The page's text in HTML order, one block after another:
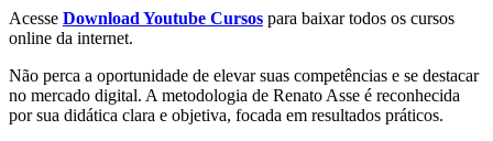
Acesse Download Youtube Cursos para baixar todos os cursos
online da internet.
Não perca a oportunidade de elevar suas competências e se destacar
no mercado digital. A metodologia de Renato Asse é reconhecida
por sua didática clara e objetiva, focada em resultados práticos.